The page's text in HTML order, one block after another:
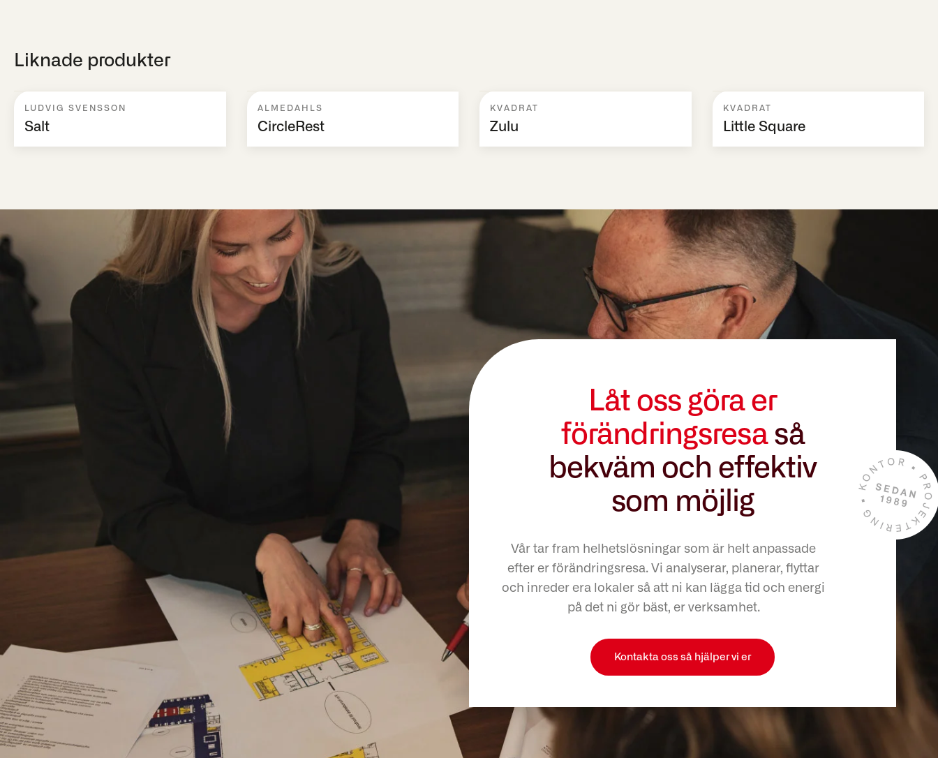
Liknade produkter
LUDVIG SVENSSON
Salt
ALMEDAHLS
CircleRest
KVADRAT
Zulu
KVADRAT
Little Square
Låt oss göra er
förändringsresa så
bekväm och effektiv
som möjlig
Vår tar fram helhetslösningar som är helt anpassade
efter er förändringsresa. Vi analyserar, planerar, flyttar
och inreder era lokaler så att ni kan lägga tid och energi
på det ni gör bäst, er verksamhet.
Kontakta oss så hjälper vi er